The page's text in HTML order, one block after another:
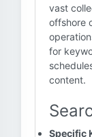
vast
offshore
for
content.
Specific